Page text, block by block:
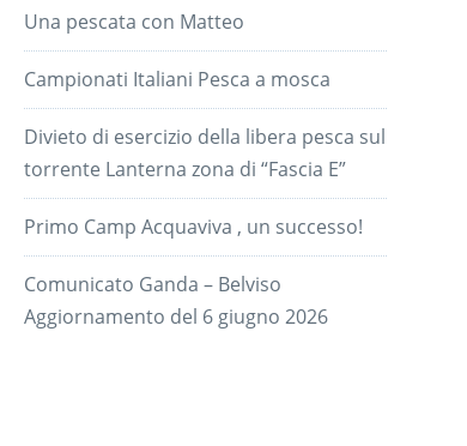
Una pescata con Matteo
Campionati Italiani Pesca a mosca
Divieto di esercizio della libera pesca sul
torrente Lanterna zona di “Fascia E”
Primo Camp Acquaviva , un successo!
Comunicato Ganda – Belviso
Aggiornamento del 6 giugno 2026